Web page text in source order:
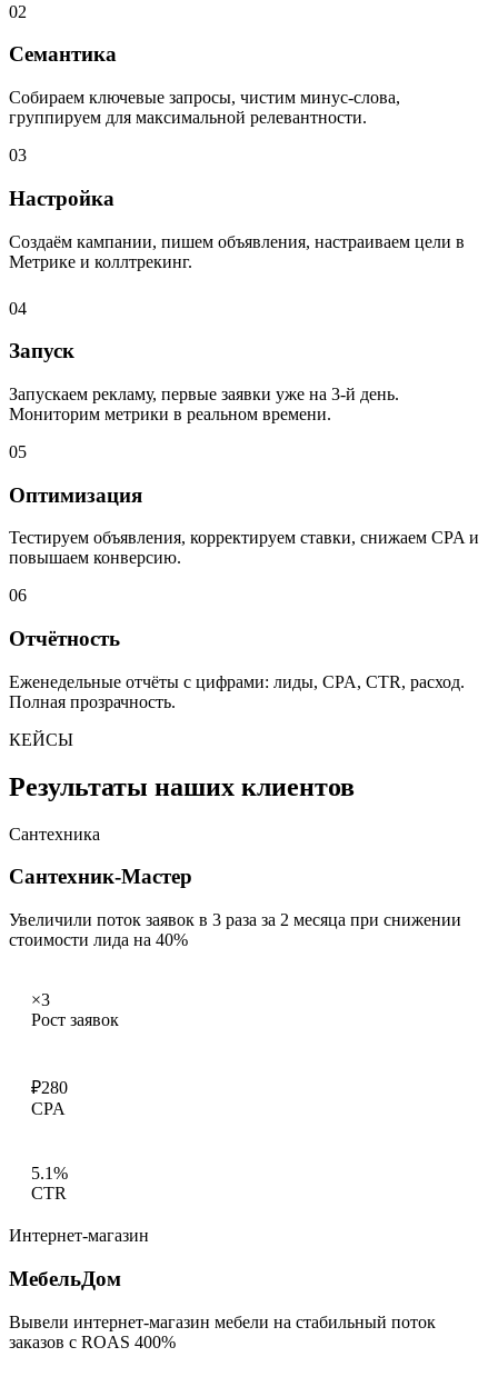
02
Семантика
Собираем ключевые запросы, чистим минус-слова,
группируем для максимальной релевантности.
03
Настройка
Создаём кампании, пишем объявления, настраиваем цели в
Метрике и коллтрекинг.
04
Запуск
Запускаем рекламу, первые заявки уже на 3-й день.
Мониторим метрики в реальном времени.
05
Оптимизация
Тестируем объявления, корректируем ставки, снижаем CPA и
повышаем конверсию.
06
Отчётность
Еженедельные отчёты с цифрами: лиды, CPA, CTR, расход.
Полная прозрачность.
КЕЙСЫ
Результаты наших клиентов
Сантехника
Сантехник-Мастер
Увеличили поток заявок в 3 раза за 2 месяца при снижении
стоимости лида на 40%
×3
Рост заявок
₽280
CPA
5.1%
CTR
Интернет-магазин
МебельДом
Вывели интернет-магазин мебели на стабильный поток
заказов с ROAS 400%